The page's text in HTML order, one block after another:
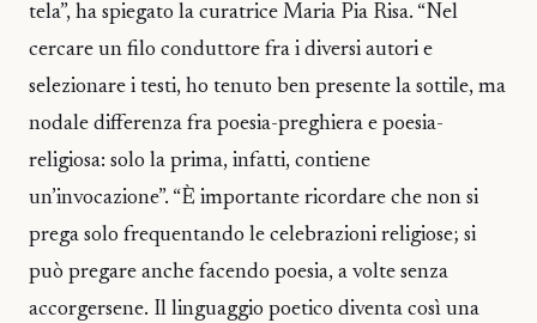
tela”, ha spiegato la curatrice Maria Pia Risa. “Nel
cercare un filo conduttore fra i diversi autori e
selezionare i testi, ho tenuto ben presente la sottile, ma
nodale differenza fra poesia-preghiera e poesia-
religiosa: solo la prima, infatti, contiene
un’invocazione”. “È importante ricordare che non si
prega solo frequentando le celebrazioni religiose; si
può pregare anche facendo poesia, a volte senza
accorgersene. Il linguaggio poetico diventa così una